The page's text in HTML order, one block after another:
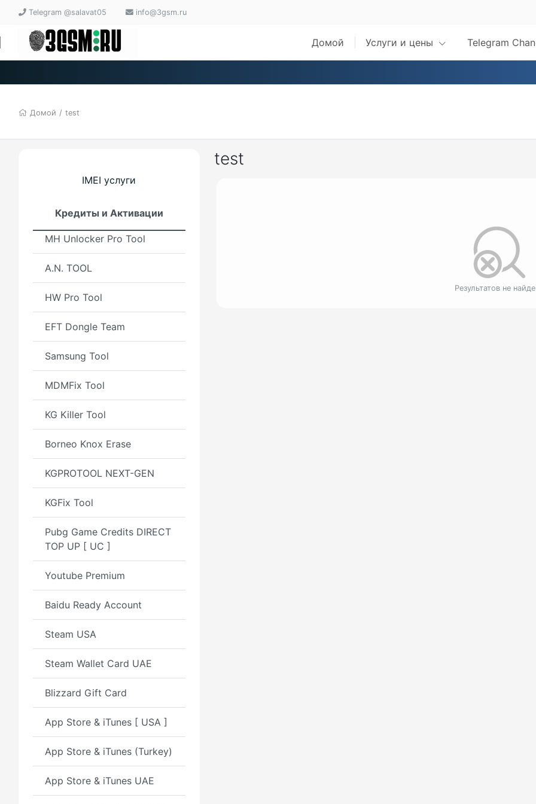
Telegram @salavat05 info@3gsm.ru
Домой Услуги и цены Telegram
Домой / test
IMEI услуги
Кредиты и Активации
GCPro
Global Unlocker Pro Tool
DC-Unlocker / HCU Client
Furious Gold
MH Unlocker Pro Tool
A.N. TOOL
HW Pro Tool
EFT Dongle Team
Samsung Tool
MDMFix Tool
KG Killer Tool
Borneo Knox Erase
KGPROTOOL NEXT-GEN
KGFix Tool
Pubg Game Credits DIRECT
TOP UP [ UC ]
Youtube Premium
Baidu Ready Account
Steam USA
Steam Wallet Card UAE
Blizzard Gift Card
App Store & iTunes [ USA ]
App Store & iTunes (Turkey)
App Store & iTunes UAE
test
Результатов не